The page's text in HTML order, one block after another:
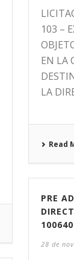
103 –
EN LA
LA
Read
PRE
28 de